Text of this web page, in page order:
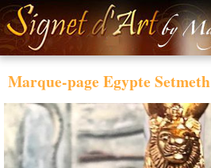
Marque-page Egypte Setmeth